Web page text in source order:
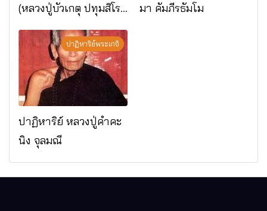
(หลวงปู่บัวเกตุ ปทุมสิโร)
มรณภาพแล้ว วัดป่า
ดาราภิรมย์ อ.แม่ริม
จ.เชียงใหม่
มา คัมภีรธัมโม
ปาฏิหาริย์พระเกจิ
ปาฏิหาริย์ หลวงปู่คำคะ
นิง จุลมณี